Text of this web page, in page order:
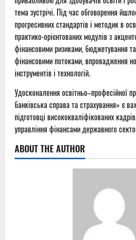
тема зустрічі. Під час обговорення
прогресивних стандартів і методик в
практико-орієнтованих модулів з
фінансовими ризиками, бюджетування
фінансовими потоками, впровадження
інструментів і технологій.
Удосконалення освітньо–професійної
банківська справа та страхування» є
підготовці висококваліфікованих
управління фінансами державного
ABOUT THE AUTHOR